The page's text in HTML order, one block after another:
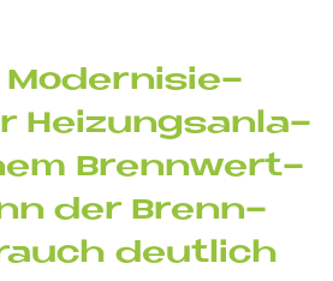
Mo­der­ni­sie­
Hei­zungs­an­la­
Brenn­wert­
der Brenn­
deut­lich